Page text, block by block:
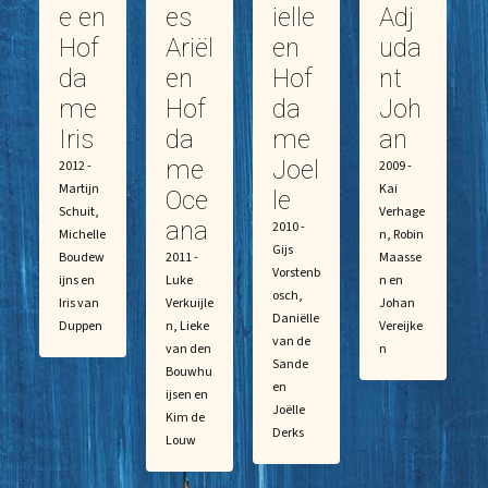
e en
Hof
da
me
Iris
2012 -
Martijn
Schuit,
Michelle
Boudew
ijns en
Iris van
Duppen
es
Ariël
en
Hof
da
me
Oce
ana
2011 -
Luke
Verkuijle
n, Lieke
van den
Bouwhu
ijsen en
Kim de
Louw
ielle
en
Hof
da
me
Joel
le
2010 -
Gijs
Vorstenb
osch,
Daniëlle
van de
Sande
en
Joëlle
Derks
Adj
uda
nt
Joh
an
2009 -
Kai
Verhage
n, Robin
Maasse
n en
Johan
Vereijke
n